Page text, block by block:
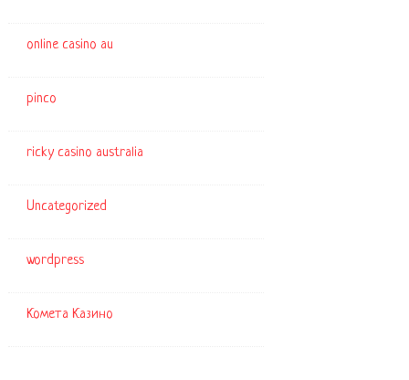
online casino au
pinco
ricky casino australia
Uncategorized
wordpress
Комета Казино